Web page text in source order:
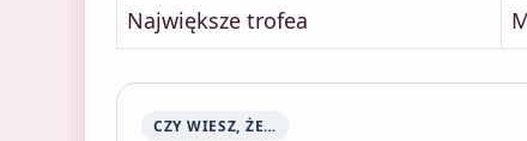
Największe trofea
CZY WIESZ, ŻE…